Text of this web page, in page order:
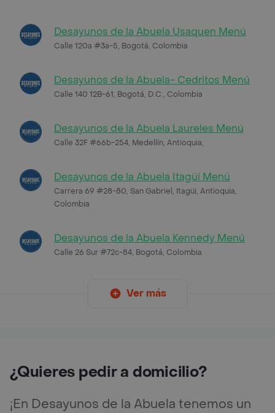
Desayunos de la Abuela Usaquen Menú
Calle 120a #3a-5, Bogotá, Colombia
Desayunos de la Abuela- Cedritos Menú
Calle 140 12B-61, Bogotá, D.C., Colombia
Desayunos de la Abuela Laureles Menú
Calle 32F #66b-254, Medellín, Antioquia,
Desayunos de la Abuela Itagüí Menú
Carrera 69 #28-80, San Gabriel, Itagüi, Antioquia,
Colombia
Desayunos de la Abuela Kennedy Menú
Calle 26 Sur #72c-84, Bogotá, Colombia
Ver más
¿Quieres pedir a domicilio?
¡En Desayunos de la Abuela tenemos un